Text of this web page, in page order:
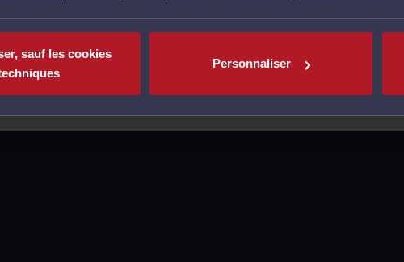
sauf les cookies
Personnaliser